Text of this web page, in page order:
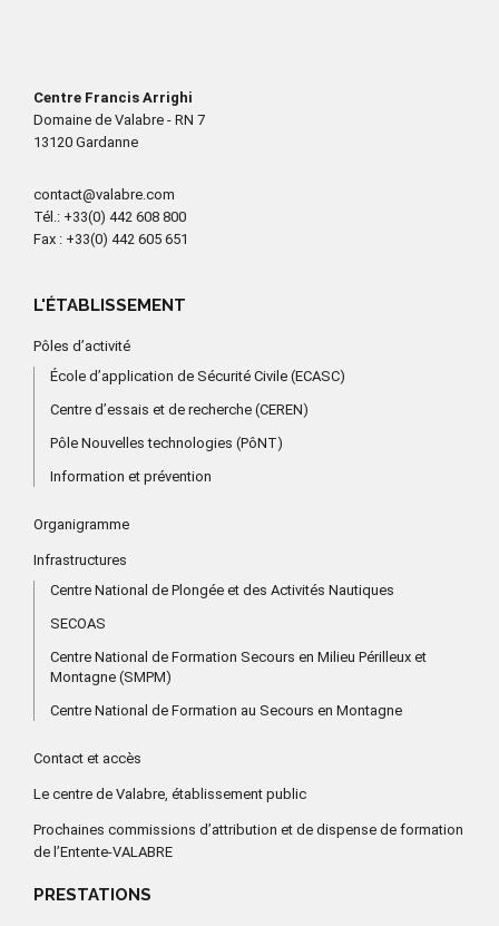
Centre Francis Arrighi
Domaine de Valabre - RN 7
13120 Gardanne
contact@valabre.com
Tél.: +33(0) 442 608 800
Fax : +33(0) 442 605 651
L'ÉTABLISSEMENT
Pôles d’activité
École d’application de Sécurité Civile (ECASC)
Centre d’essais et de recherche (CEREN)
Pôle Nouvelles technologies (PôNT)
Information et prévention
Organigramme
Infrastructures
Centre National de Plongée et des Activités Nautiques
SECOAS
Centre National de Formation Secours en Milieu Périlleux et
Montagne (SMPM)
Centre National de Formation au Secours en Montagne
Contact et accès
Le centre de Valabre, établissement public
Prochaines commissions d’attribution et de dispense de formation
de l’Entente-VALABRE
PRESTATIONS